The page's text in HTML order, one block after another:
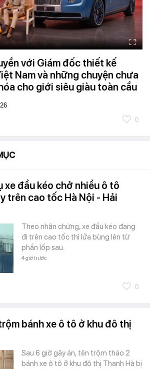
với Giám đốc thiết kế
Nam và những chuyện chưa
cho giới siêu giàu toàn cầu
0
xe đầu kéo chở nhiều ô tô
trên cao tốc Hà Nội - Hải
Theo nhân chứng, xe đầu kéo đang
đi trên cao tốc thì lửa bùng lên từ
phần lốp sau.
4 giờ trước
0
bánh xe ô tô ở khu đô thị
Sau 6 giờ gây án, tên trộm tháo 2
bánh xe ô tô ở khu đô thị Thanh Hà bị